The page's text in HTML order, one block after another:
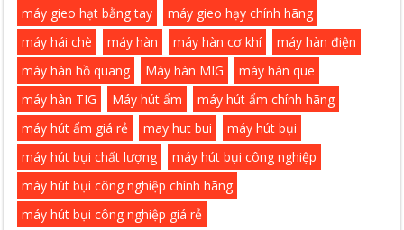
máy gieo hạt bằng tay
máy gieo hạy chính hãng
máy hái chè
máy hàn máy hàn cơ khí
máy hàn điện
máy hàn hồ quang
Máy hàn MIG
máy hàn que
máy hàn TIG
Máy hút ẩm
máy hút ẩm chính hãng
máy hút ẩm giá rẻ
may hut bui
máy hút bụi
máy hút bụi chất lượng
máy hút bụi công nghiệp
máy hút bụi công nghiệp chính hãng
máy hút bụi công nghiệp giá rẻ